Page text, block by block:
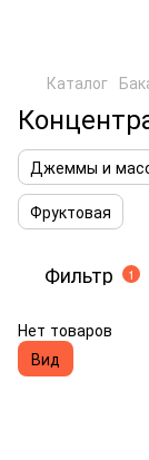
Каталог
Джеммы и
Фруктовая
Фильтр 1
Нет товаров
Вид